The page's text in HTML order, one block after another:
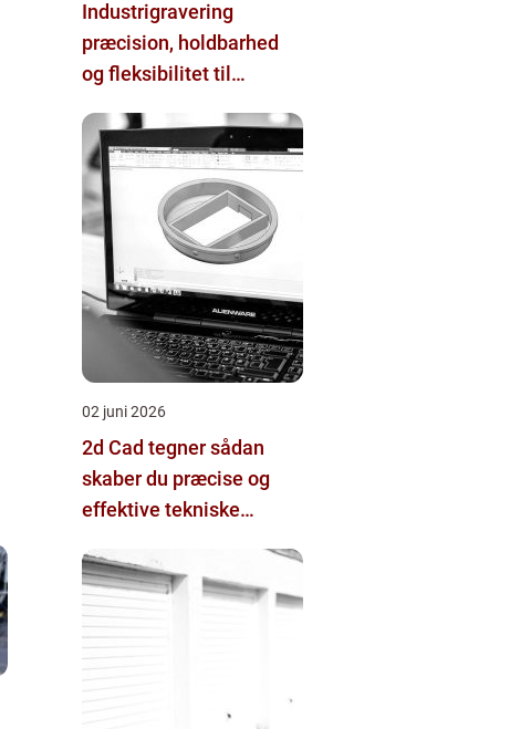
Industrigravering
præcision, holdbarhed
og fleksibilitet til
02 juni 2026
2d Cad tegner sådan
skaber du præcise og
effektive tekniske